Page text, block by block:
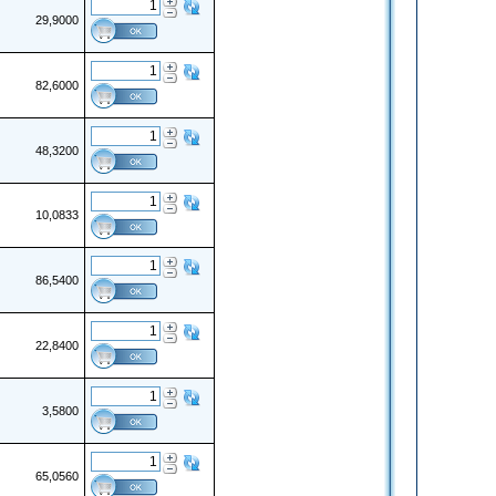
29,9000
82,6000
48,3200
10,0833
86,5400
22,8400
3,5800
65,0560